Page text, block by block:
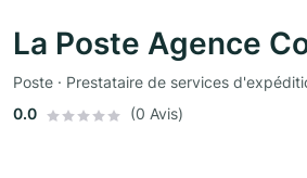
La Poste Agence
Poste · Prestataire de services
0.0
(0 Avis)